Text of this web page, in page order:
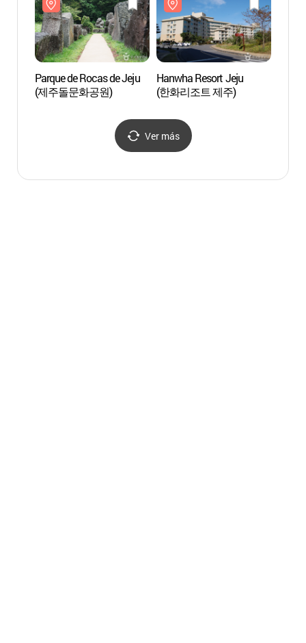
Parque de Rocas de Jeju
(제주돌문화공원)
Hanwha Resort Jeju
(한화리조트 제주)
Ver más